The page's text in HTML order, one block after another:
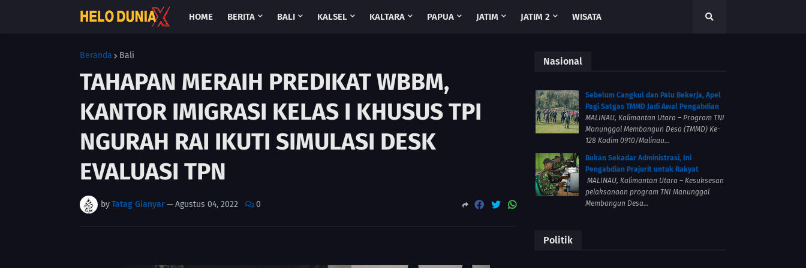
HOME BERITA BALI KALSEL KALTARA PAPUA JATIM JATIM 2 WISATA
Beranda Bali
TAHAPAN MERAIH PREDIKAT WBBM,
KANTOR IMIGRASI KELAS I KHUSUS TPI
NGURAH RAI IKUTI SIMULASI DESK
EVALUASI TPN
byTatag Gianyar—Agustus 04, 2022 0
Nasional
Sebelum Cangkul dan Palu Bekerja, Apel
Pagi Satgas TMMD Jadi Awal Pengabdian
MALINAU, Kalimantan Utara – Program TNI
Manunggal Membangun Desa (TMMD) Ke-
128 Kodim 0910/Malinau...
Bukan Sekadar Administrasi, Ini
Pengabdian Prajurit untuk Rakyat
MALINAU, Kalimantan Utara – Kesuksesan
pelaksanaan program TNI Manunggal
Membangun Desa...
Politik